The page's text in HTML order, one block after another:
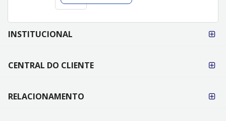
FORMAS DE
PAGAMENTO
INSTITUCIONAL
CENTRAL DO CLIENTE
RELACIONAMENTO